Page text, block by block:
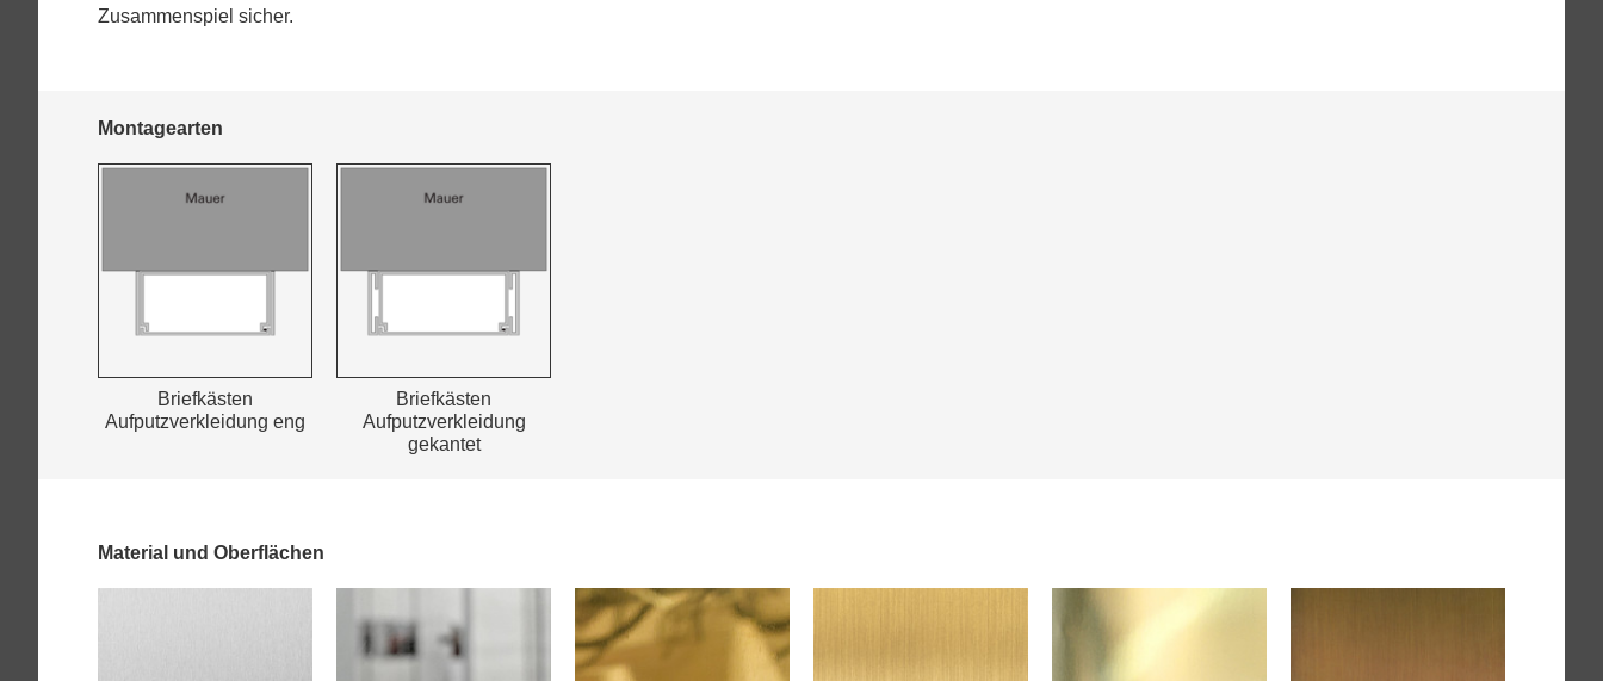
Zusammenspiel sicher.
Montagearten
Briefkästen
Aufputzverkleidung eng
Briefkästen
Aufputzverkleidung
gekantet
Material und Oberflächen